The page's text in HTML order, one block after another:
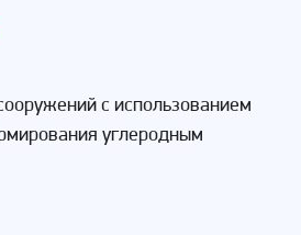
с использованием
углеродным